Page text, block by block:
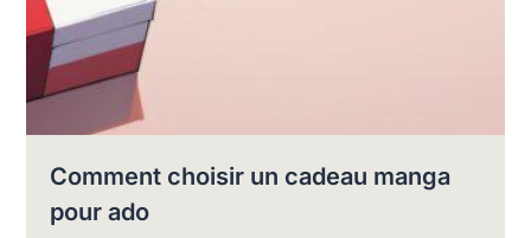
Comment choisir un cadeau manga
pour ado